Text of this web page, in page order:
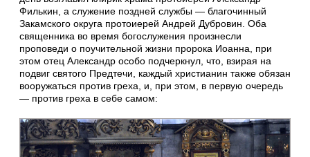
Филькин, а служение поздней службы — благочинный
Закамского округа протоиерей Андрей Дубровин. Оба
священника во время богослужения произнесли
проповеди о поучительной жизни пророка Иоанна, при
этом отец Александр особо подчеркнул, что, взирая на
подвиг святого Предтечи, каждый христианин также обязан
вооружаться против греха, и, при этом, в первую очередь
— против греха в себе самом: